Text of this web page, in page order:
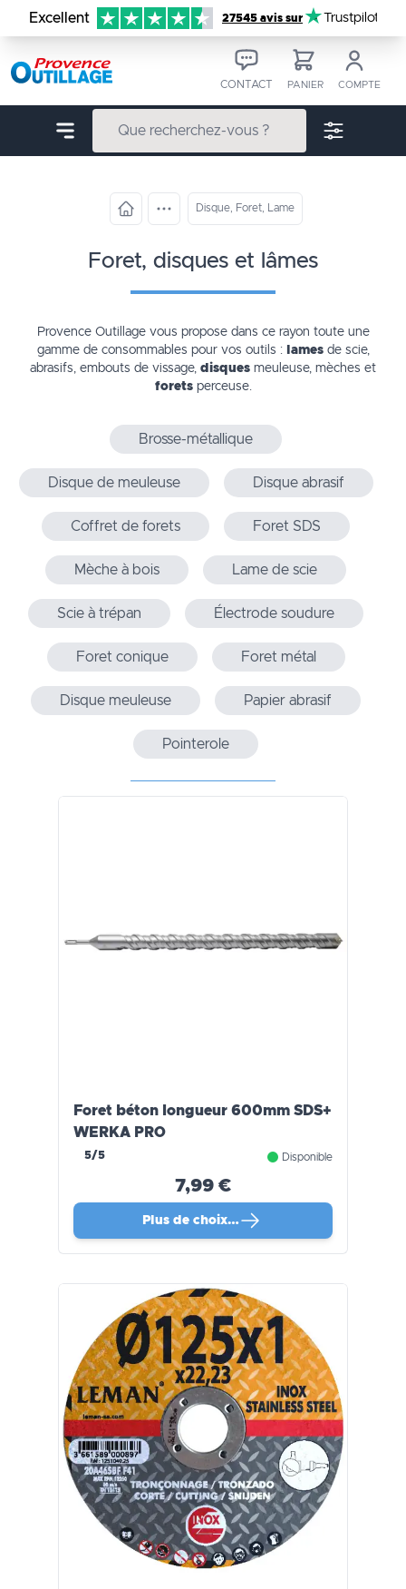
Aller au contenu
Excellent 27545 avis sur Trustpilot
CONTACT PANIER COMPTE
Disque, Foret, Lame
foret, disques et lâmes
Provence Outillage vous propose dans ce rayon toute une
gamme de consommables pour vos outils : lamesde scie,
abrasifs, embouts de vissage, disques meuleuse, mèches et
foretsperceuse.
Brosse-métallique
Disque de meuleuse Disque abrasif
Coffret de forets Foret SDS
Mèche à bois Lame de scie
Scie à trépan Électrode soudure
Foret conique Foret métal
Disque meuleuse Papier abrasif
Pointerole
Foret béton longueur 600mm SDS+
WERKA PRO
5/5 Disponible
7,99 €
Plus de choix…